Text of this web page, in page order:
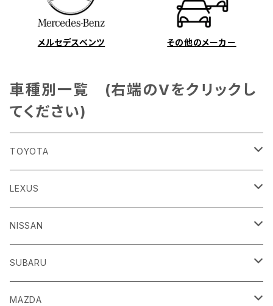
メルセデスベンツ その他のメーカー
車種別一覧 (右端のVをクリックし
てください)
TOYOTA
86
H24/4～R3/8 ZN6
GR86
R3/10～ ZN8
ｂＢ
H17/12～H28/8 20系
ｂZ４X
LEXUS
ＣＴ
H23/1～R4/11
ＥＳ
H30/10～
ＧＳ
NISSAN
ＡＤ
H18/12～ Y12
ＧＴ－Ｒ
SUBARU
ＢＲＺ
MAZDA